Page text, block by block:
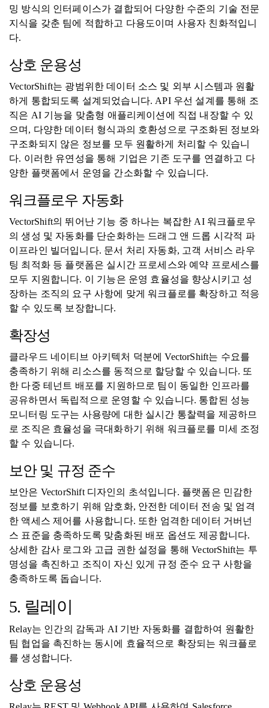
밍 방식의 인터페이스가 결합되어 다양한 수준의 기술 전문
지식을 갖춘 팀에 적합하고 다용도이며 사용자 친화적입니
다.
상호 운용성
VectorShift는 광범위한 데이터 소스 및 외부 시스템과 원활
하게 통합되도록 설계되었습니다. API 우선 설계를 통해 조
직은 AI 기능을 맞춤형 애플리케이션에 직접 내장할 수 있
으며, 다양한 데이터 형식과의 호환성으로 구조화된 정보와
구조화되지 않은 정보를 모두 원활하게 처리할 수 있습니
다. 이러한 유연성을 통해 기업은 기존 도구를 연결하고 다
양한 플랫폼에서 운영을 간소화할 수 있습니다.
워크플로우 자동화
VectorShift의 뛰어난 기능 중 하나는 복잡한 AI 워크플로우
의 생성 및 자동화를 단순화하는 드래그 앤 드롭 시각적 파
이프라인 빌더입니다. 문서 처리 자동화, 고객 서비스 라우
팅 최적화 등 플랫폼은 실시간 프로세스와 예약 프로세스를
모두 지원합니다. 이 기능은 운영 효율성을 향상시키고 성
장하는 조직의 요구 사항에 맞게 워크플로를 확장하고 적응
할 수 있도록 보장합니다.
확장성
클라우드 네이티브 아키텍처 덕분에 VectorShift는 수요를
충족하기 위해 리소스를 동적으로 할당할 수 있습니다. 또
한 다중 테넌트 배포를 지원하므로 팀이 동일한 인프라를
공유하면서 독립적으로 운영할 수 있습니다. 통합된 성능
모니터링 도구는 사용량에 대한 실시간 통찰력을 제공하므
로 조직은 효율성을 극대화하기 위해 워크플로를 미세 조정
할 수 있습니다.
보안 및 규정 준수
보안은 VectorShift 디자인의 초석입니다. 플랫폼은 민감한
정보를 보호하기 위해 암호화, 안전한 데이터 전송 및 엄격
한 액세스 제어를 사용합니다. 또한 엄격한 데이터 거버넌
스 표준을 충족하도록 맞춤화된 배포 옵션도 제공합니다.
상세한 감사 로그와 고급 권한 설정을 통해 VectorShift는 투
명성을 촉진하고 조직이 자신 있게 규정 준수 요구 사항을
충족하도록 돕습니다.
5. 릴레이
Relay는 인간의 감독과 AI 기반 자동화를 결합하여 원활한
팀 협업을 촉진하는 동시에 효율적으로 확장되는 워크플로
를 생성합니다.
상호 운용성